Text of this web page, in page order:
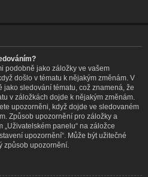
podobně jako záložky ve vašem
došlo v tématu k nějakým změnám. V
sledování tématu, což znamená, že
v záložkách dojde k nějakým změnám.
upozorněni, když dojde ve sledovaném
Způsob upozornění pro záložky a
panelu“ na záložce
upozornění“. Může být užitečné
způsob upozornění.